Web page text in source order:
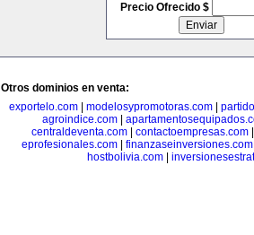
Precio Ofrecido $
Otros dominios en venta:
exportelo.com
modelosypromotoras.com
agroindice.com
centraldeventa.com
contactoempresas.com
eprofesionales.com
finanzaseinversiones.com
hostbolivia.com|